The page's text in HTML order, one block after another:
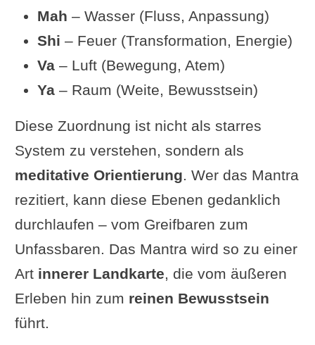
Mah – Wasser (Fluss, Anpassung)
Shi – Feuer (Transformation, Energie)
Va– Luft (Bewegung, Atem)
Ya– Raum (Weite, Bewusstsein)
Diese Zuordnung ist nicht als starres
System zu verstehen, sondern als
meditative Orientierung. Wer das Mantra
rezitiert, kann diese Ebenen gedanklich
durchlaufen – vom Greifbaren zum
Unfassbaren. Das Mantra wird so zu einer
Art innerer Landkarte, die vom äußeren
Erleben hin zum reinen Bewusstsein
führt.